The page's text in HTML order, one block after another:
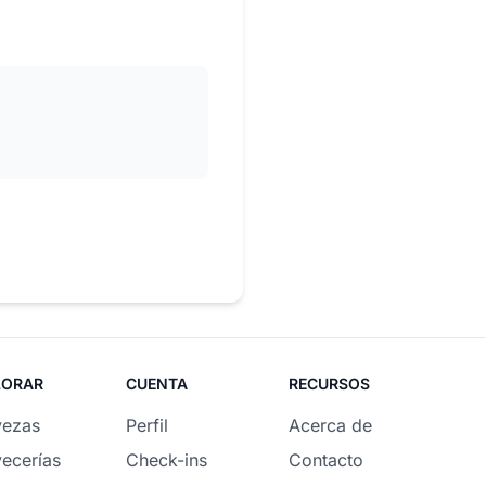
CUENTA
Perfil
Check-ins
RECURSOS
Acerca de
Contacto